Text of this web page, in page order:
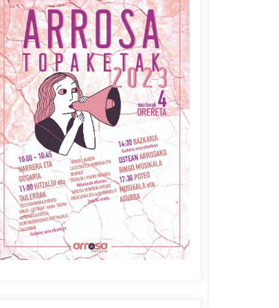
Azaroak 6 Iurretan Arrosa
sarearen IX. topaketak
2021/10/04
Berria egunkarian
elkarrizketa Arrosaren 20
urteez
2021/07/06
Arrosaren laburpen bideoa
Hamaika Telebistaren eskutik
2021/06/30